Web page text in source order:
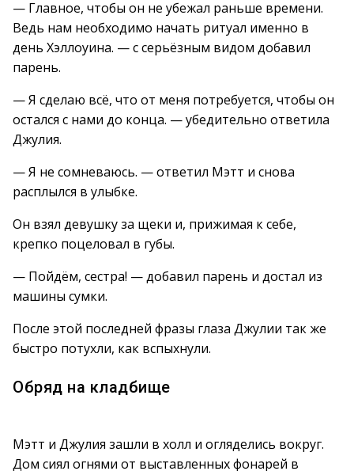
— Главное, чтобы он не убежал раньше времени.
Ведь нам необходимо начать ритуал именно в
день Хэллоуина. — с серьёзным видом добавил
парень.
— Я сделаю всё, что от меня потребуется, чтобы он
остался с нами до конца. — убедительно ответила
Джулия.
— Я не сомневаюсь. — ответил Мэтт и снова
расплылся в улыбке.
Он взял девушку за щеки и, прижимая к себе,
крепко поцеловал в губы.
— Пойдём, сестра! — добавил парень и достал из
машины сумки.
После этой последней фразы глаза Джулии так же
быстро потухли, как вспыхнули.
Обряд на кладбище
Мэтт и Джулия зашли в холл и огляделись вокруг.
Дом сиял огнями от выставленных фонарей в